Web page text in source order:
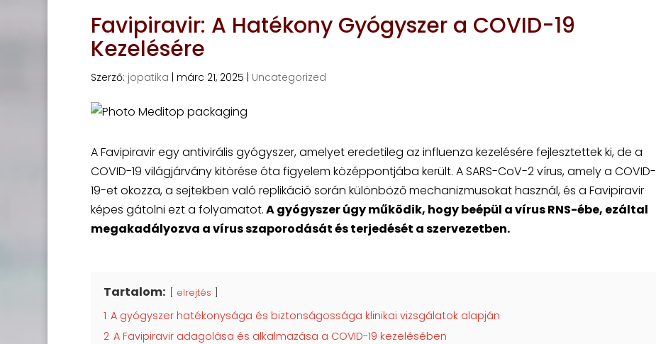
Favipiravir: A Hatékony Gyógyszer a COVID-19
Kezelésére
Szerző: jopatika márc 21, 2025 Uncategorized
A Favipiravir egy antivirális gyógyszer, amelyet eredetileg az influenza kezelésére fejlesztettek ki, de a
COVID-19 világjárvány kitörése óta figyelem középpontjába került. A SARS-CoV-2 vírus, amely a COVID-
19-et okozza, a sejtekben való replikáció során különböző mechanizmusokat használ, és a Favipiravir
képes gátolni ezt a folyamatot.A gyógyszer úgy működik, hogy beépül a vírus RNS-ébe, ezáltal
megakadályozva a vírus szaporodását és terjedését a szervezetben.
Tartalom: elrejtés
1 A gyógyszer hatékonysága és biztonságossága klinikai vizsgálatok alapján
2 A Favipiravir adagolása és alkalmazása a COVID-19 kezelésében